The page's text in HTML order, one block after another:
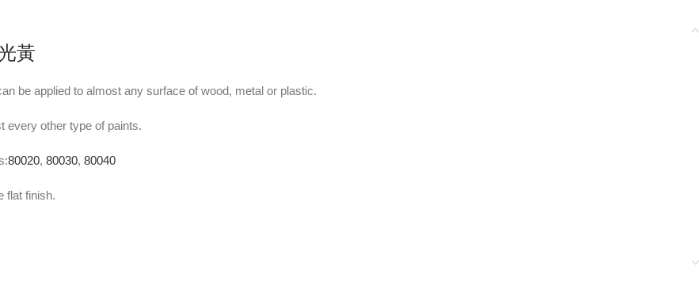
黃
be applied to almost any surface of wood, metal or plastic.
every other type of paints.
80020, 80030, 80040
flat finish.